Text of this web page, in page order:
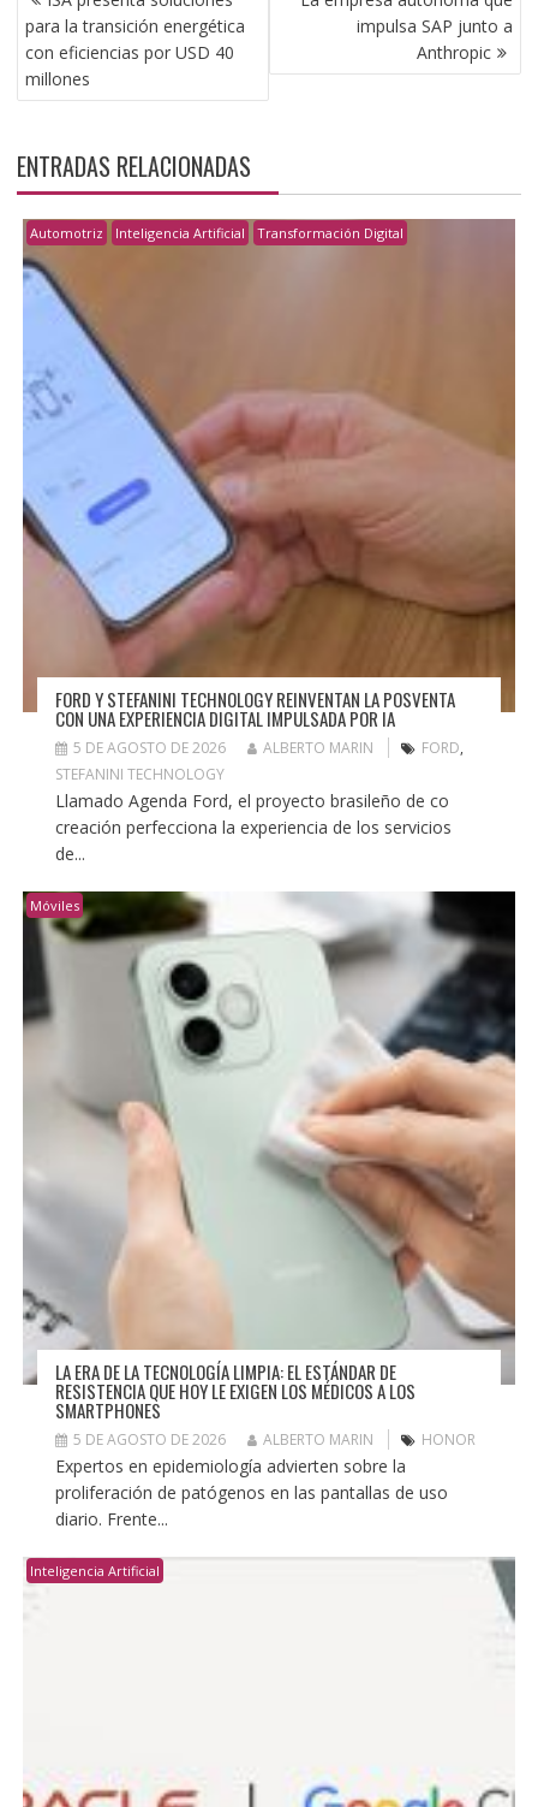
DE
ENTRADAS
para la transición energética
con eficiencias por USD 40
millones
impulsa SAP junto a
Anthropic
ENTRADAS RELACIONADAS
Automotriz Inteligencia Artificial Transformación Digital
FORD Y STEFANINI TECHNOLOGY REINVENTAN LA POSVENTA
CON UNA EXPERIENCIA DIGITAL IMPULSADA POR IA
5 DE AGOSTO DE 2026 ALBERTO MARIN FORD,
STEFANINI TECHNOLOGY
Llamado Agenda Ford, el proyecto brasileño de co
creación perfecciona la experiencia de los servicios
de...
Móviles
LA ERA DE LA TECNOLOGÍA LIMPIA: EL ESTÁNDAR DE
RESISTENCIA QUE HOY LE EXIGEN LOS MÉDICOS A LOS
SMARTPHONES
5 DE AGOSTO DE 2026 ALBERTO MARIN HONOR
Expertos en epidemiología advierten sobre la
proliferación de patógenos en las pantallas de uso
diario. Frente...
Inteligencia Artificial